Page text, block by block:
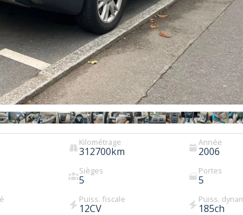
Kilométrage
312700km
Année
2006
Sièges
5
Portes
5
Puiss. fiscale
12CV
Puiss.
185ch